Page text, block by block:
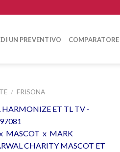
UN PREVENTIVO COMPARATORE
/ FRISONA
HARMONIZE ET TL TV -
MASCOT x MARK
CHARITY MASCOT ET